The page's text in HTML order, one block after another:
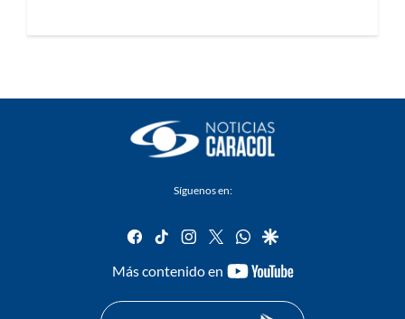
Síguenos en:
facebook
tiktok instagram
twitterwhatsapp
google
Más contenido en
youtube-